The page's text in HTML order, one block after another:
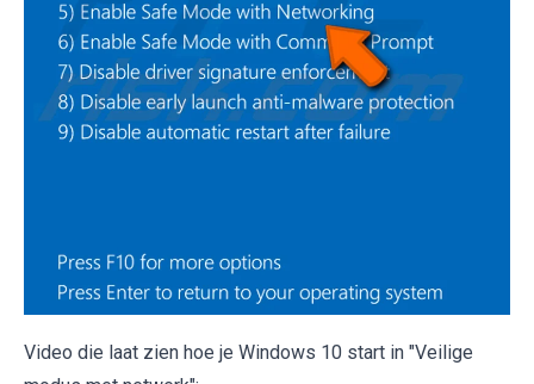
Video die laat zien hoe je Windows 10 start in "Veilige